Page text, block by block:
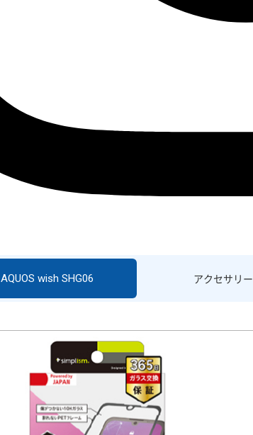
アクセサリー
AQUOS wish SHG06